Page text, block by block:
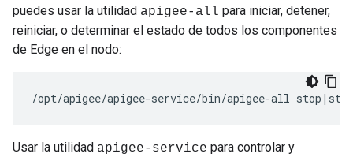
puedes usar la utilidad apigee-all para iniciar, detener,
reiniciar, o determinar el estado de todos los componentes
de Edge en el nodo:
/opt/apigee/apigee-service/bin/apigee-all
Usar la utilidad apigee-service para controlar y